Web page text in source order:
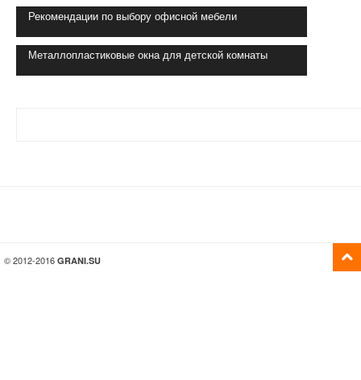
Рекомендации по выбору офисной мебели
Металлопластиковые окна для детской комнаты
© 2012-2016 GRANI.SU